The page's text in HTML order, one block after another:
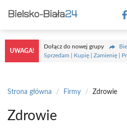
treści
UWAGA!
Dołącz do nowej grupy
Sprzedam | Kupię | Zamienię |
Strona główna / Firmy / Zdrowie
Zdrowie